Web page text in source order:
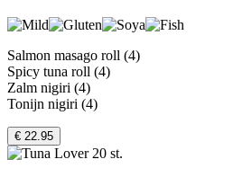
Salmon masago roll (4)
Spicy tuna roll (4)
Zalm nigiri (4)
Tonijn nigiri (4)
€ 22.95